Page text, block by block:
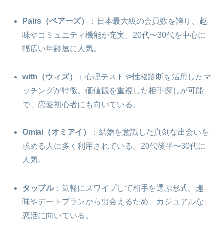
Pairs（ペアーズ）
：日本最大級の会員数を誇り、趣
味やコミュニティ機能が充実。20代〜30代を中心に
幅広い年齢層に人気。
with（ウィズ）
：心理テストや性格診断を活用したマ
ッチングが特徴。価値観を重視した相手探しが可能
で、恋愛初心者にも向いている。
Omiai（オミアイ）
：結婚を意識した真剣な出会いを
求める人に多く利用されている。20代後半〜30代に
人気。
タップル：気軽にスワイプして相手を選ぶ形式。趣
味やデートプランから出会えるため、カジュアルな
恋活に向いている。